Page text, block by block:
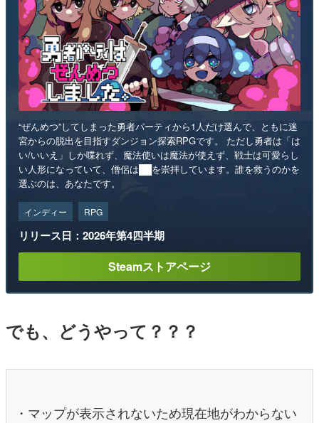
“ぜんめつ”してしまった勇者パーティから1人だけ選んで、ともに迷
宮からの脱出を目指すダンジョン探索RPGです。 ただし勇者は「は
い/いいえ」しか喋れず、魔法使いは魔法が使えず、戦士は可愛らし
い人形になっていて、僧侶は██を崇拝しています。誰を救うのかを
選ぶのは、あなたです。
インディー RPG
リリース日：2026年第4四半期
Steamストアページ
でも、どうやって？？？
・マップが表示されないため現在地がわからない